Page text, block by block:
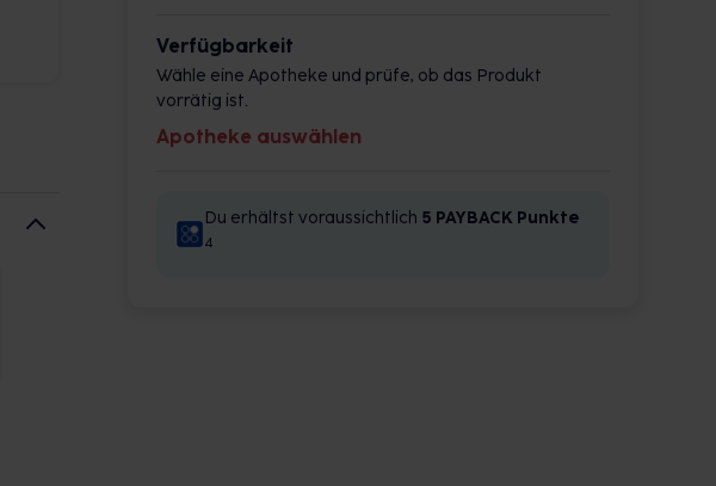
Verfügbarkeit
Wähle eine Apotheke und prüfe, ob das Produkt
vorrätig ist.
Apotheke auswählen
Du erhältst voraussichtlich 5 PAYBACK Punkte
4